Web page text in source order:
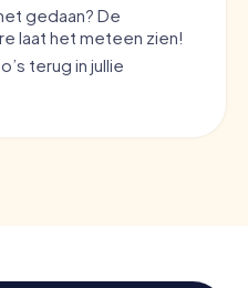
gedaan? De
laat het meteen zien!
terug in jullie